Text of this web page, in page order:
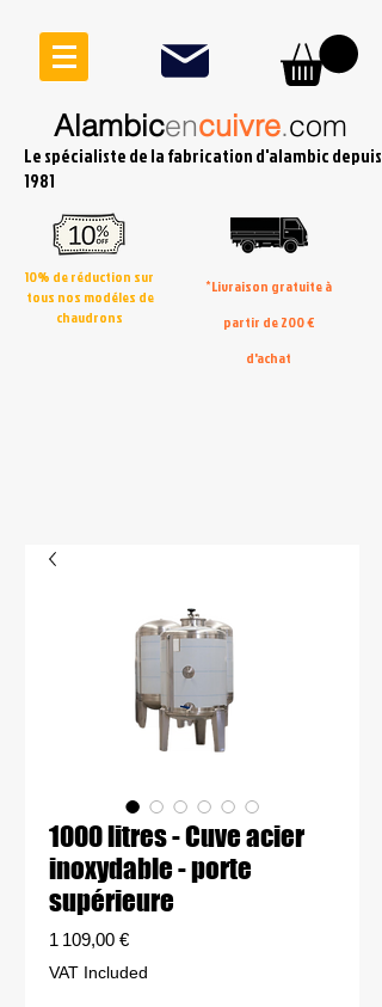
Alambicencuivre.com
Le spécialiste de la fabrication d'alambic depuis
1981
10% de réduction sur
tous nos modéles de
chaudrons
*Livraison gratuite à
partir de 200 €
d'achat
1000 litres - Cuve acier
inoxydable - porte
supérieure
1 109,00 €Price
VAT Included